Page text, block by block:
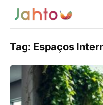
Tag: Espaços